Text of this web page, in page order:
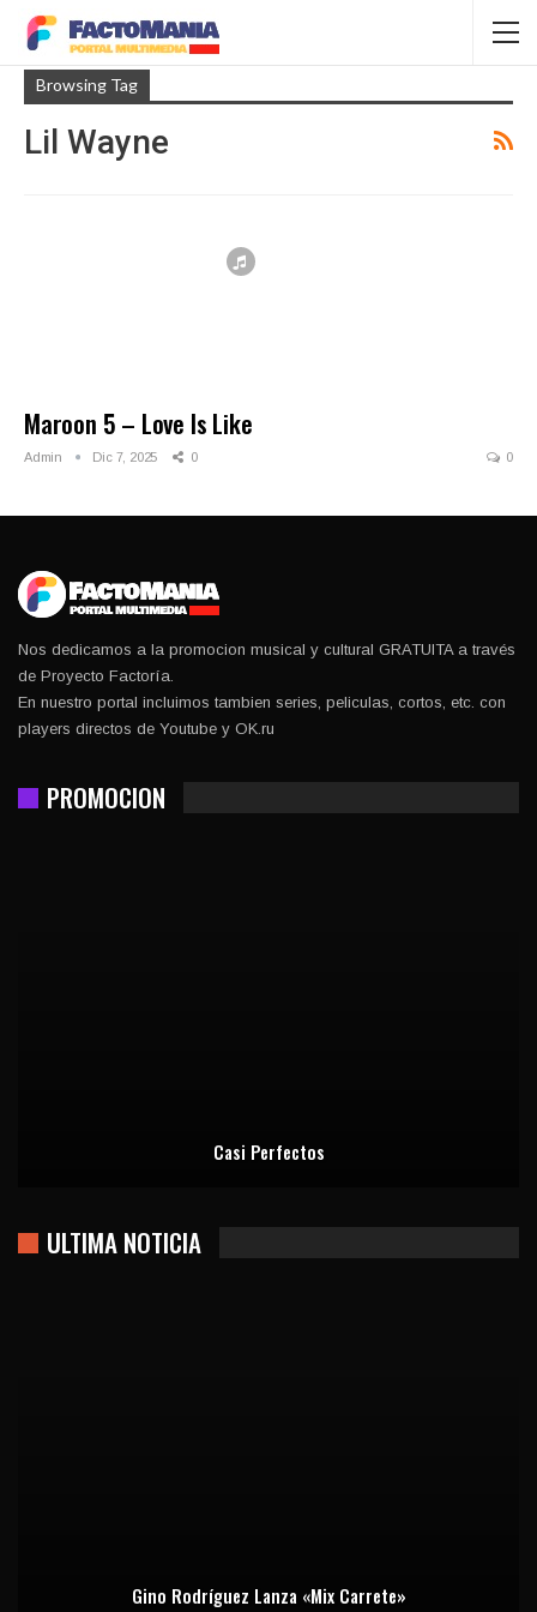
Browsing Tag
Lil Wayne
Maroon 5 – Love Is Like
Admin Dic 7, 2025 0 0
Nos dedicamos a la promocion musical y cultural GRATUITA a través
de Proyecto Factoría.
En nuestro portal incluimos tambien series, peliculas, cortos, etc. con
players directos de Youtube y OK.ru
PROMOCION
Casi Perfectos
ULTIMA NOTICIA
Gino Rodríguez Lanza «Mix Carrete»